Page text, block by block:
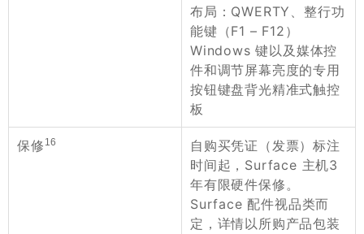
布局：QWERTY、整行功
能键（F1 – F12）
Windows 键以及媒体控
件和调节屏幕亮度的专用
按钮键盘背光精准式触控
板
保修 16
自购买凭证（发票）标注
时间起，Surface 主机3
年有限硬件保修。
Surface 配件视品类而
定，详情以所购产品包装